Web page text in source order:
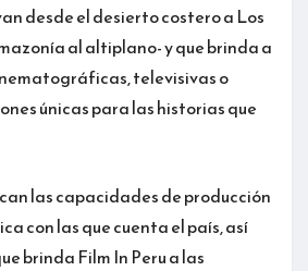
desde el desierto costero a Los
al altiplano- y que brinda a
televisivas o
únicas para las historias que
las capacidades de producción
con las que cuenta el país, así
brinda Film In Peru a las